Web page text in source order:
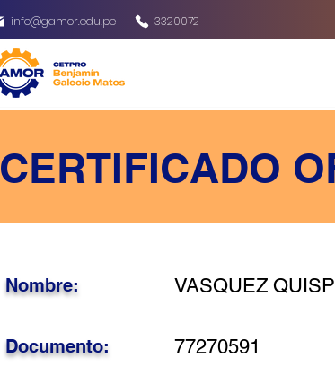
info@gamor.edu.pe 3320072
CERTIFICADO
VASQUEZ
Nombre:
77270591
Documento: